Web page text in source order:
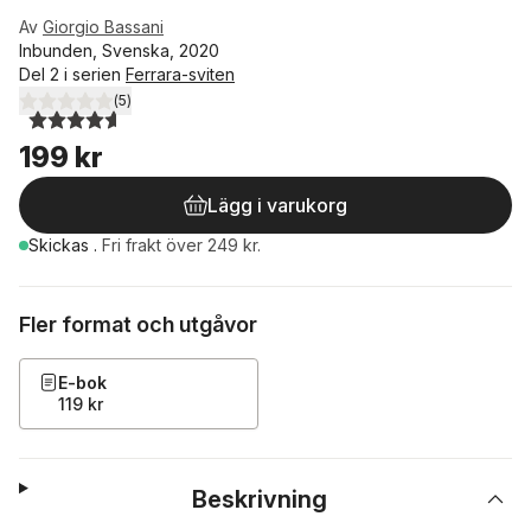
Av Giorgio Bassani
Inbunden, Svenska, 2020
Del 2 i serien Ferrara-sviten
4,6utav 5 stjärnor. Totalt antal röster:
(5)
199 kr
Lägg i varukorg
Skickas . Fri frakt över 249 kr.
Fler format och utgåvor
E-bok
119 kr
Beskrivning